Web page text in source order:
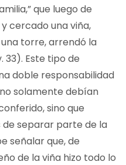
que luego de
cercado una viña,
torre, arrendó la
33). Este tipo de
doble responsabilidad
solamente debían
sino que
separar parte de la
señalar que, de
de la viña hizo todo lo